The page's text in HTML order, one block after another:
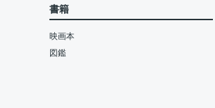
書籍
映画本
図鑑